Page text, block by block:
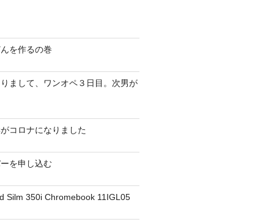
を作るの巻
まして、ワンオペ３日目。次男が
コロナになりました
を申し込む
Silm 350i Chromebook 11IGL05